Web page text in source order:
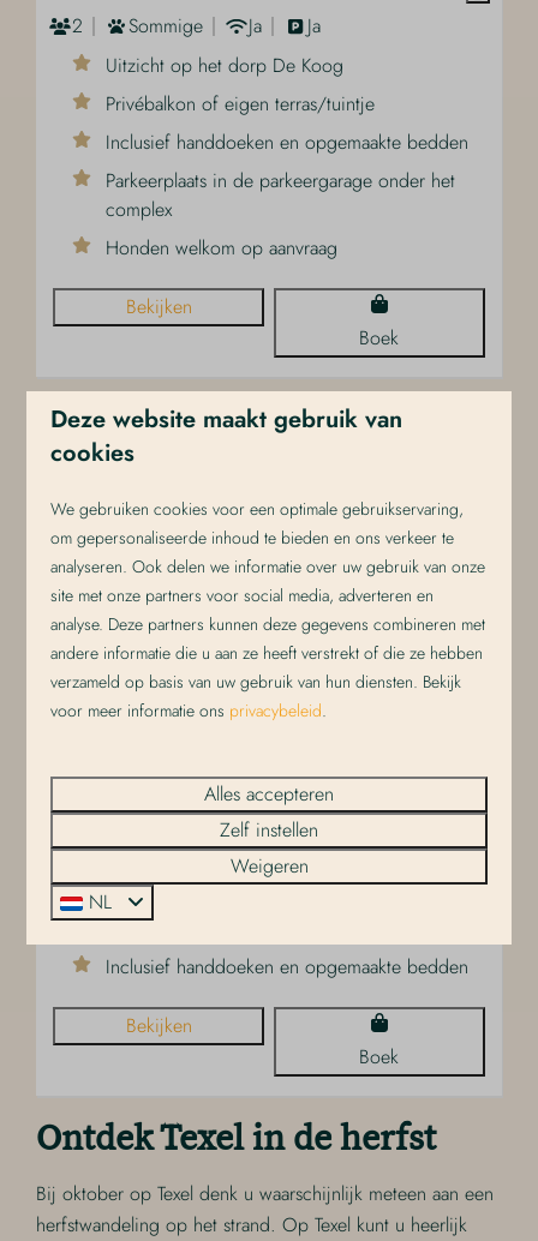
2
Sommige Ja
Ja
Uitzicht op het dorp De Koog
Privébalkon of eigen terras/tuintje
Inclusief handdoeken en opgemaakte bedden
Parkeerplaats in de parkeergarage onder het
complex
Honden welkom op aanvraag
Bekijken
Boek
- 1 nacht en 318 dagen later
9,5
€ 461
Royal Duynsuite
2
Sommige Ja
Ja
Aparte leef- en slaapruimte
Ongeveer 48m² royale suite
Eigen balkon of terras
Toegang tot wellnessruimte en rooftop lounge
Inclusief handdoeken en opgemaakte bedden
Bekijken
Boek
Ontdek Texel in de herfst
Bij oktober op Texel denk u waarschijnlijk meteen aan een
herfstwandeling op het strand. Op Texel kunt u heerlijk
Deze website maakt gebruik van
cookies
We gebruiken cookies voor een optimale gebruikservaring,
om gepersonaliseerde inhoud te bieden en ons verkeer te
analyseren. Ook delen we informatie over uw gebruik van onze
site met onze partners voor social media, adverteren en
analyse. Deze partners kunnen deze gegevens combineren met
andere informatie die u aan ze heeft verstrekt of die ze hebben
verzameld op basis van uw gebruik van hun diensten. Bekijk
voor meer informatie ons privacybeleid.
Alles accepteren
Zelf instellen
Weigeren
NL